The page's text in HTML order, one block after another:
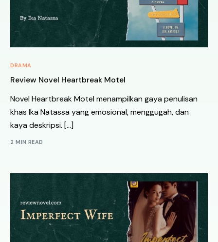
DRAMA
Review Novel Heartbreak Motel
Novel Heartbreak Motel menampilkan gaya penulisan
khas Ika Natassa yang emosional, menggugah, dan
kaya deskripsi. […]
2 MIN READ